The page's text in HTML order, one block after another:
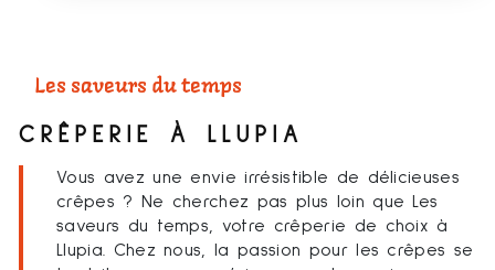
Les saveurs du temps
CRÊPERIE À LLUPIA
Vous avez une envie irrésistible de délicieuses
crêpes ? Ne cherchez pas plus loin que Les
saveurs du temps, votre crêperie de choix à
Llupia. Chez nous, la passion pour les crêpes se